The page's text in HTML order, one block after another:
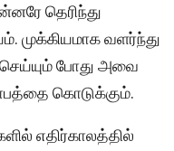
தெரிந்து
முக்கியமாக வளர்ந்து
போது அவை
கொடுக்கும்.
எதிர்காலத்தில்